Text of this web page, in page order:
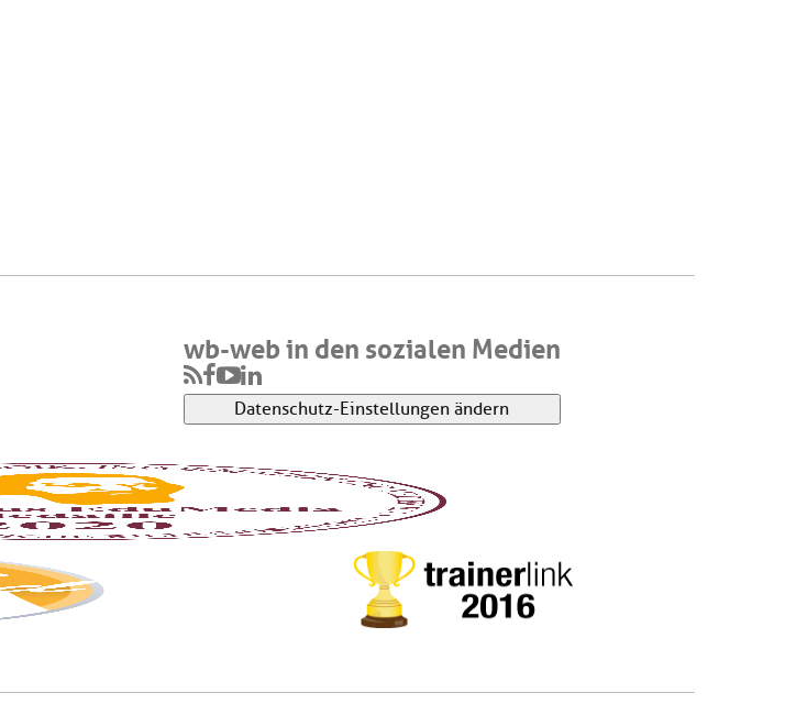
wb-web in den sozialen Medien
Datenschutz-Einstellungen ändern